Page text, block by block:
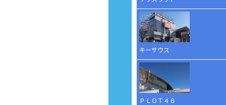
キーサウス
ＰＬＯＴ４８